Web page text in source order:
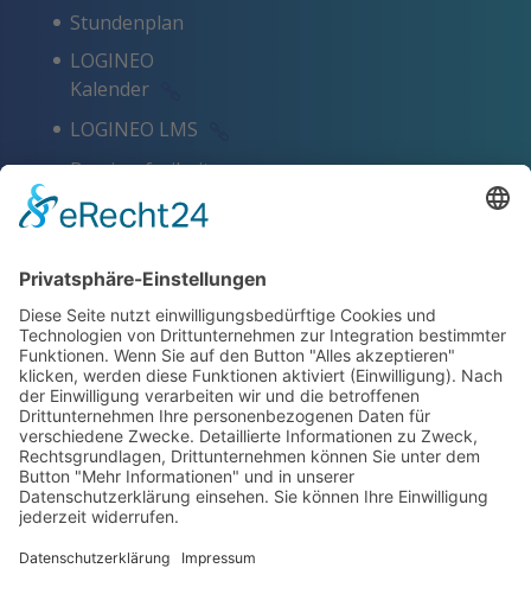
Stundenplan
LOGINEO
Kalender
LOGINEO LMS
Barrierefreiheit
Schlagworte
Datenschutz
ZERTIFIKATE